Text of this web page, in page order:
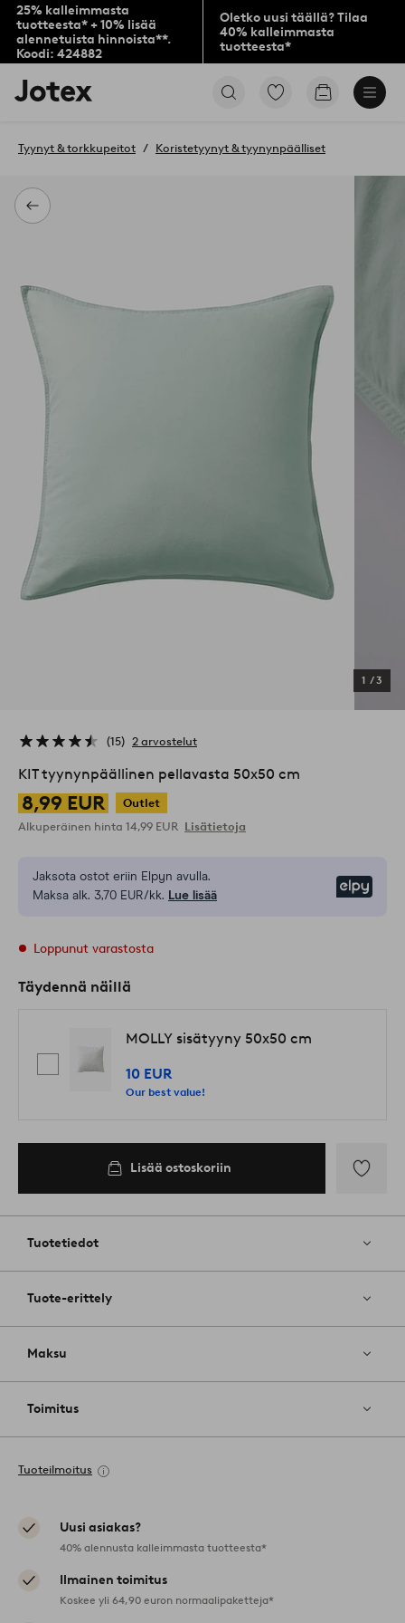
25% kalleimmasta
tuotteesta* + 10% lisää
alennetuista hinnoista**.
Koodi: 424882
Oletko uusi täällä? Tilaa
40% kalleimmasta
tuotteesta*
Jotex-
logo
aloitussivulle
Siirry
Siirry
Takaisin
Tyynyt & torkkupeitot Koristetyynyt & tyynynpäälliset
1 /3
15 2 arvostelut
KIT tyynynpäällinen pellavasta 50x50 cm
8,99 EUR
Outlet
Alkuperäinen hinta 14,99 EUR Lisätietoja
Jaksota ostot eriin Elpyn avulla.
Maksa alk. 3,70 EUR/kk. Lue lisää
Loppunut varastosta
Täydennä näillä
MOLLY sisätyyny 50x50 cm
10 EUR
Our best value!
Lisää ostoskoriin
Tuotetiedot
Tuote-erittely
Maksu
Toimitus
Tuoteilmoitus
Uusi asiakas?
40% alennusta kalleimmasta tuotteesta*
Ilmainen toimitus
Koskee yli 64,90 euron normaalipaketteja*